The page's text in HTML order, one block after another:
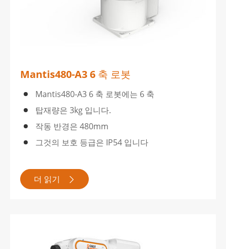
Mantis480-A3 6 축 로봇
Mantis480-A3 6 축 로봇에는 6 축
탑재량은 3kg 입니다.
작동 반경은 480mm
그것의 보호 등급은 IP54 입니다
더 읽기 